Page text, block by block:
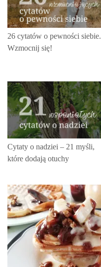
26 cytatów o pewności siebie.
Wzmocnij się!
Cytaty o nadziei – 21 myśli,
które dodają otuchy